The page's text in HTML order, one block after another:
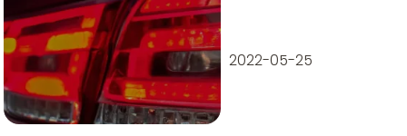
2022-05-25